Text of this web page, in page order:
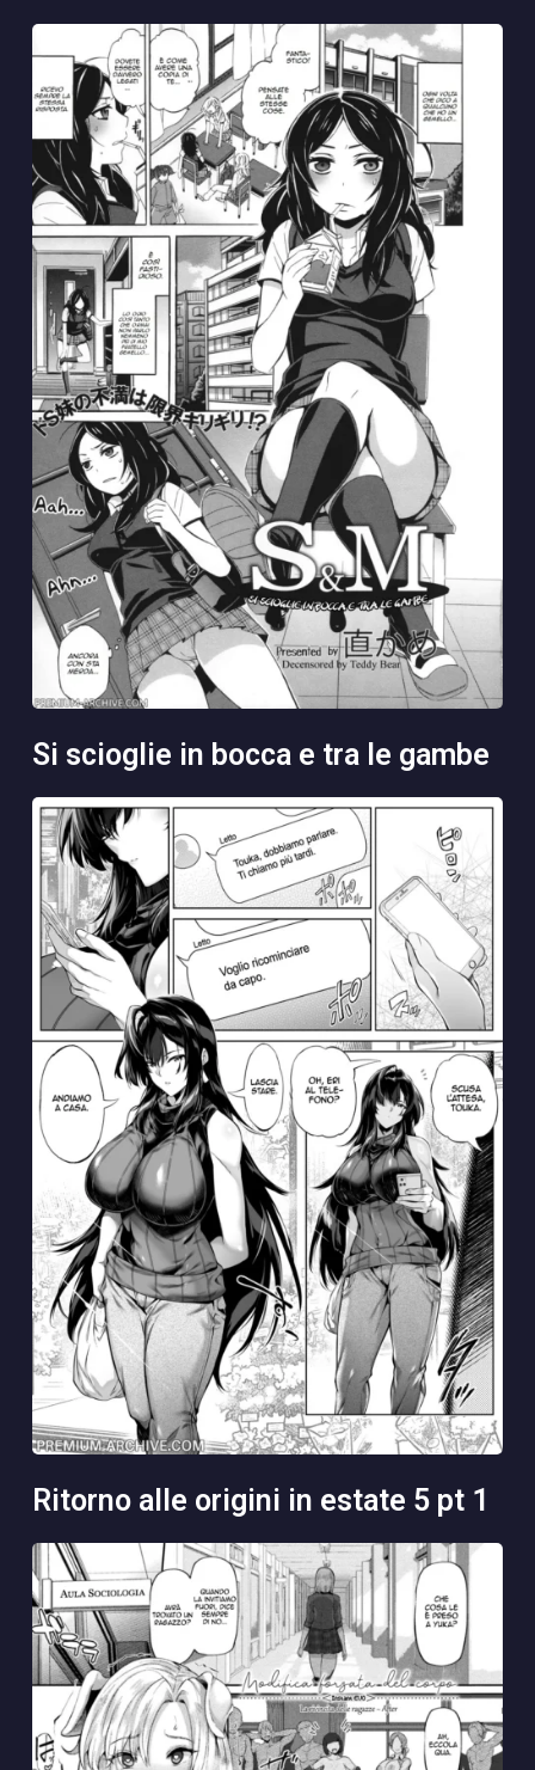
si scioglie in bocca e tra le gambe
ritorno alle origini in estate 5 pt 1